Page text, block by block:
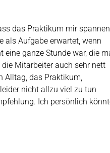
das Praktikum mir
als Aufgabe erwartet, wenn
ganze Stunde war, die
Mitarbeiter auch sehr nett
Alltag, das Praktikum,
nicht allzu viel zu tun
Ich persönlich